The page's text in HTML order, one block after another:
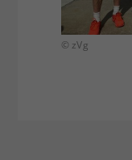
© zVg